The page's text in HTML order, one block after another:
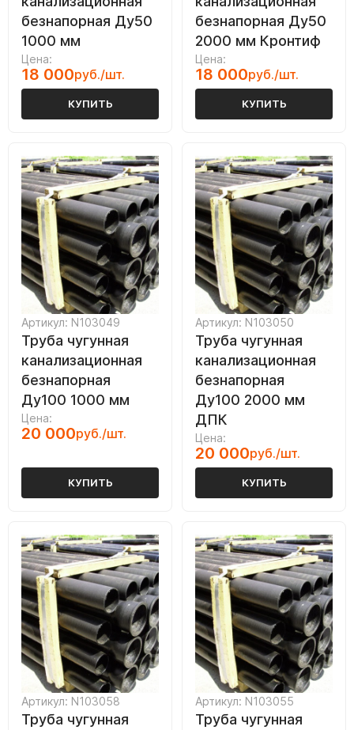
безнапорная Ду50
1000 мм
Цена:
18 000руб./шт.
КУПИТЬ
безнапорная Ду50
2000 мм Кронтиф
Цена:
18 000руб./шт.
КУПИТЬ
Артикул: N103049
Труба чугунная
канализационная
безнапорная
Ду100 1000 мм
Цена:
20 000руб./шт.
КУПИТЬ
Артикул: N103050
Труба чугунная
канализационная
безнапорная
Ду100 2000 мм
ДПК
Цена:
20 000руб./шт.
КУПИТЬ
Артикул: N103058
Труба чугунная
Артикул: N103055
Труба чугунная